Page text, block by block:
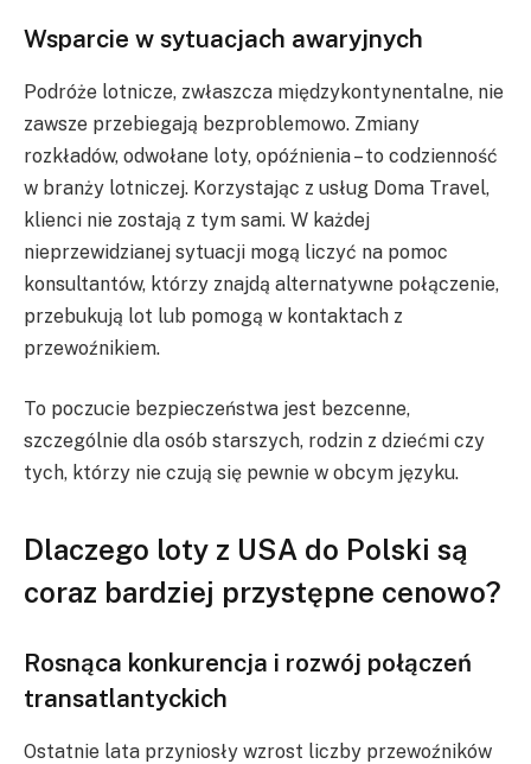
Wsparcie w sytuacjach awaryjnych
Podróże lotnicze, zwłaszcza międzykontynentalne, nie
zawsze przebiegają bezproblemowo. Zmiany
rozkładów, odwołane loty, opóźnienia – to codzienność
w branży lotniczej. Korzystając z usług Doma Travel,
klienci nie zostają z tym sami. W każdej
nieprzewidzianej sytuacji mogą liczyć na pomoc
konsultantów, którzy znajdą alternatywne połączenie,
przebukują lot lub pomogą w kontaktach z
przewoźnikiem.
To poczucie bezpieczeństwa jest bezcenne,
szczególnie dla osób starszych, rodzin z dziećmi czy
tych, którzy nie czują się pewnie w obcym języku.
Dlaczego loty z USA do Polski są
coraz bardziej przystępne cenowo?
Rosnąca konkurencja i rozwój połączeń
transatlantyckich
Ostatnie lata przyniosły wzrost liczby przewoźników